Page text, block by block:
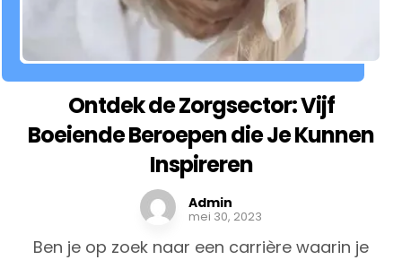
Ontdek de Zorgsector: Vijf
Boeiende Beroepen die Je Kunnen
Inspireren
Admin
mei 30, 2023
Ben je op zoek naar een carrière waarin je